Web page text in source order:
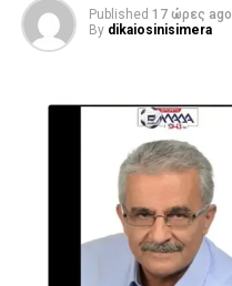
Published 17 ώρες ago
By dikaiosinisimera